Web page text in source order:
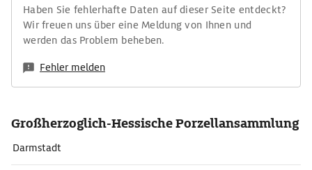
Haben Sie fehlerhafte Daten auf dieser Seite entdeckt?
Wir freuen uns über eine Meldung von Ihnen und
werden das Problem beheben.
Fehler melden
Großherzoglich-Hessische Porzellansammlung
Darmstadt